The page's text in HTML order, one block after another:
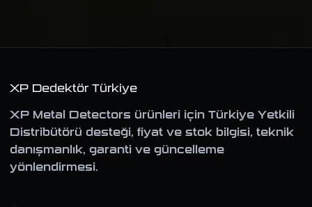
XP Dedektör Türkiye
XP Metal Detectors ürünleri için Türkiye Yetkili
Distribütörü desteği, fiyat ve stok bilgisi, teknik
danışmanlık, garanti ve güncelleme
yönlendirmesi.